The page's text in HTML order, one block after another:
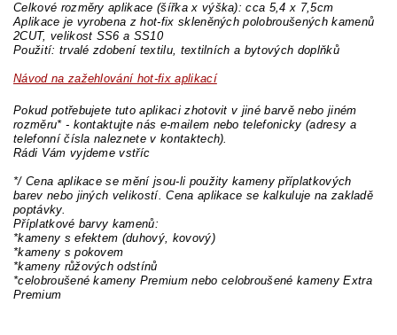
Celkové rozměry aplikace (šířka x výška): cca 5,4 x 7,5cm
Aplikace je vyrobena z hot-fix skleněných polobroušených kamenů
2CUT, velikost SS6 a SS10
Použití: trvalé zdobení textilu, textilních a bytových doplňků
Návod na zažehlování hot-fix aplikací
Pokud potřebujete tuto aplikaci zhotovit v jiné barvě nebo jiném
rozměru* - kontaktujte nás e-mailem nebo telefonicky (adresy a
telefonní čísla naleznete v kontaktech).
Rádi Vám vyjdeme vstříc
*/ Cena aplikace se mění jsou-li použity kameny příplatkových
barev nebo jiných velikostí. Cena aplikace se kalkuluje na zakladě
poptávky.
Příplatkové barvy kamenů:
*kameny s efektem (duhový, kovový)
*kameny s pokovem
*kameny růžových odstínů
*celobroušené kameny Premium nebo celobroušené kameny Extra
Premium